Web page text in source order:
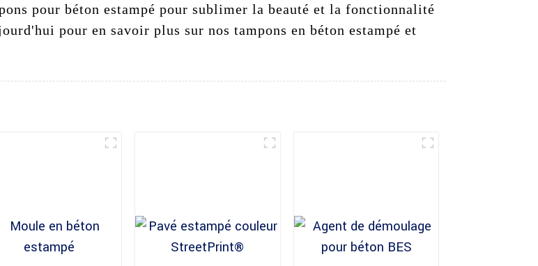
pour béton estampé pour sublimer la beauté et la fonctionnalité
pour en savoir plus sur nos tampons en béton estampé et